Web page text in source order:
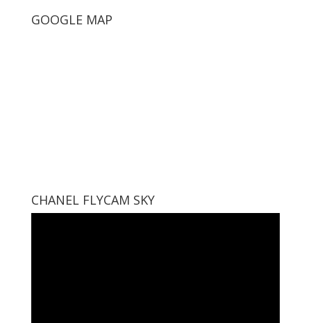
GOOGLE MAP
CHANEL FLYCAM SKY